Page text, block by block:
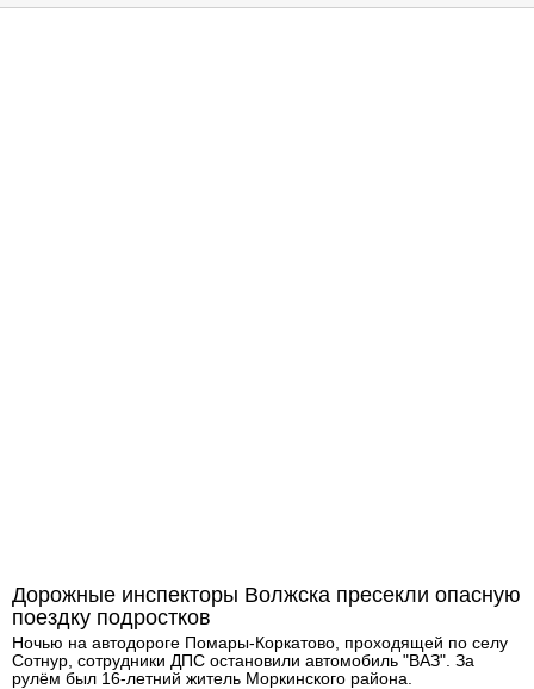
Дорожные инспекторы Волжска пресекли опасную
поездку подростков
Ночью на автодороге Помары-Коркатово, проходящей по селу
Сотнур, сотрудники ДПС остановили автомобиль "ВАЗ". За
рулём был 16-летний житель Моркинского района.